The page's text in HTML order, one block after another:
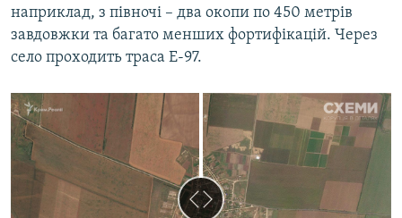
наприклад, з півночі – два окопи по 450 метрів
завдовжки та багато менших фортифікацій. Через
село проходить траса Е-97.